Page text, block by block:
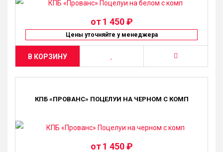
от 1 450 ₽
Цены уточняйте у менеджера
В КОРЗИНУ
КПБ «ПРОВАНС» ПОЦЕЛУИ НА ЧЕРНОМ С КОМП
от 1 450 ₽